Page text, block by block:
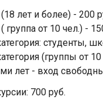
лет и более) - 200
группа от 10 чел.) -
студенты,
(группы от
лет - вход
700 руб.